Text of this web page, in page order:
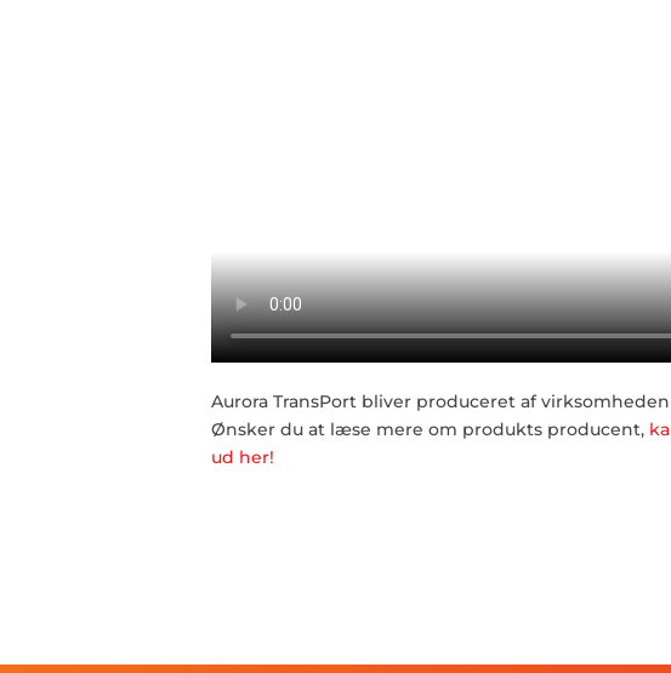
Aurora TransPort bliver produceret af virksomheden
Ønsker du at læse mere om produkts producent,
ud her!